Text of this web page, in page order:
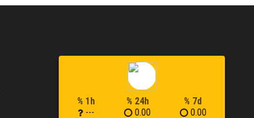
% 1h
---
% 24h
0.00
% 7d
0.00